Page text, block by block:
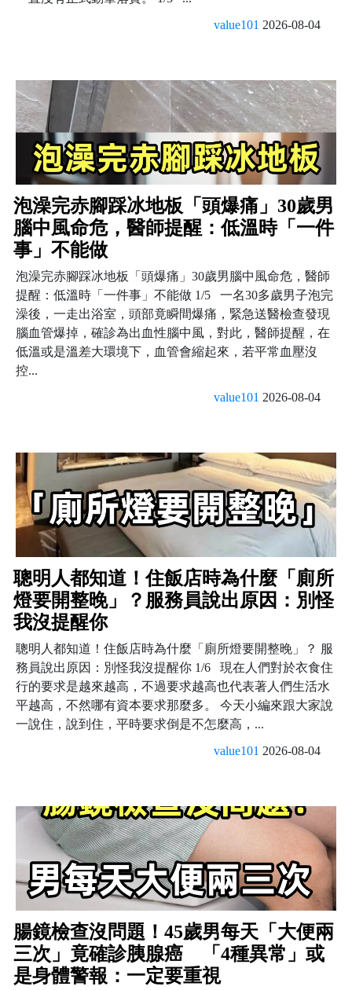
value101 2026-08-04
泡澡完赤腳踩冰地板「頭爆痛」30歲男
腦中風命危，醫師提醒：低溫時「一件
事」不能做
泡澡完赤腳踩冰地板「頭爆痛」30歲男腦中風命危，醫師
提醒：低溫時「一件事」不能做 1/5 一名30多歲男子泡完
澡後，一走出浴室，頭部竟瞬間爆痛，緊急送醫檢查發現
腦血管爆掉，確診為出血性腦中風，對此，醫師提醒，在
低溫或是溫差大環境下，血管會縮起來，若平常血壓沒
控...
value101 2026-08-04
聰明人都知道！住飯店時為什麼「廁所
燈要開整晚」？服務員說出原因：別怪
我沒提醒你
聰明人都知道！住飯店時為什麼「廁所燈要開整晚」？ 服
務員說出原因：別怪我沒提醒你 1/6 現在人們對於衣食住
行的要求是越來越高，不過要求越高也代表著人們生活水
平越高，不然哪有資本要求那麼多。 今天小編來跟大家說
一說住，說到住，平時要求倒是不怎麼高，...
value101 2026-08-04
腸鏡檢查沒問題！45歲男每天「大便兩
三次」竟確診胰腺癌 「4種異常」或
是身體警報：一定要重視